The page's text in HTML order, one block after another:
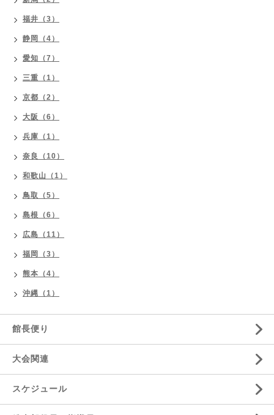
福井（3）
静岡（4）
愛知（7）
三重（1）
京都（2）
大阪（6）
兵庫（1）
奈良（10）
和歌山（1）
鳥取（5）
島根（6）
広島（11）
福岡（3）
熊本（4）
沖縄（1）
館長便り
大会関連
スケジュール